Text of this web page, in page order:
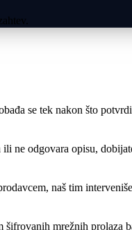
se tek nakon što
ne odgovara opisu,
naš tim
šifrovanih mrežnih prolaza